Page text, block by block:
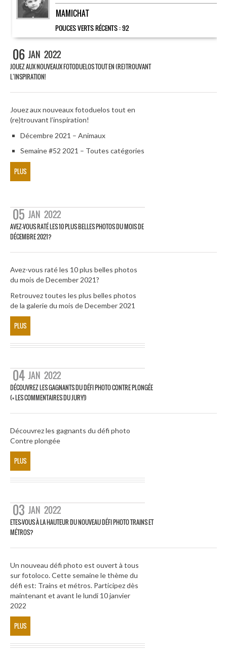
MAMICHAT
POUCES VERTS RÉCENTS :92
06 JAN 2022
JOUEZ AUX NOUVEAUX FOTODUELOS TOUT EN (RE)TROUVANT
L’INSPIRATION!
Jouez aux nouveaux fotoduelos tout en
(re)trouvant l’inspiration!
Décembre 2021 – Animaux
Semaine #52 2021 – Toutes catégories
PLUS
05 JAN 2022
AVEZ-VOUS RATÉ LES 10 PLUS BELLES PHOTOS DU MOIS DE
DÉCEMBRE 2021?
Avez-vous raté les 10 plus belles photos
du mois de December 2021?
Retrouvez toutes les plus belles photos
de la galerie du mois de December 2021
PLUS
04 JAN 2022
DÉCOUVREZ LES GAGNANTS DU DÉFI PHOTO CONTRE PLONGÉE
(+ LES COMMENTAIRES DU JURY!)
Découvrez les gagnants du défi photo
Contre plongée
PLUS
03 JAN 2022
ETES-VOUS À LA HAUTEUR DU NOUVEAU DÉFI PHOTO TRAINS ET
MÉTROS?
Un nouveau défi photo est ouvert à tous
sur fotoloco. Cette semaine le thème du
défi est: Trains et métros. Participez dès
maintenant et avant le lundi 10 janvier
2022
PLUS